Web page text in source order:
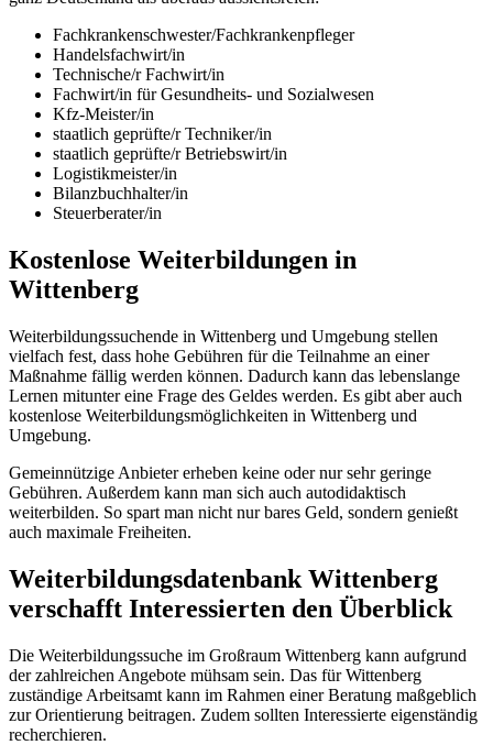
Fachkrankenschwester/Fachkrankenpfleger
Handelsfachwirt/in
Technische/r Fachwirt/in
Fachwirt/in für Gesundheits- und Sozialwesen
Kfz-Meister/in
staatlich geprüfte/r Techniker/in
staatlich geprüfte/r Betriebswirt/in
Logistikmeister/in
Bilanzbuchhalter/in
Steuerberater/in
Kostenlose Weiterbildungen in
Wittenberg
Weiterbildungssuchende in Wittenberg und Umgebung stellen
vielfach fest, dass hohe Gebühren für die Teilnahme an einer
Maßnahme fällig werden können. Dadurch kann das lebenslange
Lernen mitunter eine Frage des Geldes werden. Es gibt aber auch
kostenlose Weiterbildungsmöglichkeiten in Wittenberg und
Umgebung.
Gemeinnützige Anbieter erheben keine oder nur sehr geringe
Gebühren. Außerdem kann man sich auch autodidaktisch
weiterbilden. So spart man nicht nur bares Geld, sondern genießt
auch maximale Freiheiten.
Weiterbildungsdatenbank Wittenberg
verschafft Interessierten den Überblick
Die Weiterbildungssuche im Großraum Wittenberg kann aufgrund
der zahlreichen Angebote mühsam sein. Das für Wittenberg
zuständige Arbeitsamt kann im Rahmen einer Beratung maßgeblich
zur Orientierung beitragen. Zudem sollten Interessierte eigenständig
recherchieren.